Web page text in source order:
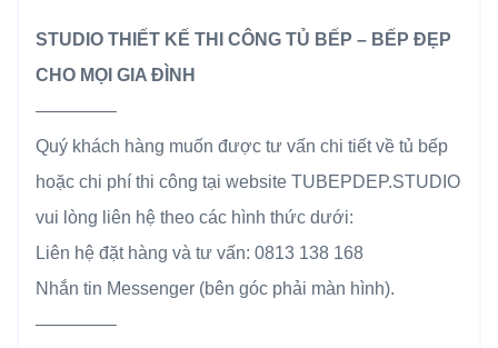
STUDIO THIẾT KẾ THI CÔNG TỦ BẾP – BẾP ĐẸP
CHO MỌI GIA ĐÌNH
————–
Quý khách hàng muốn được tư vấn chi tiết về tủ bếp
hoặc chi phí thi công tại website TUBEPDEP.STUDIO
vui lòng liên hệ theo các hình thức dưới:
Liên hệ đặt hàng và tư vấn: 0813 138 168
Nhắn tin Messenger (bên góc phải màn hình).
————–